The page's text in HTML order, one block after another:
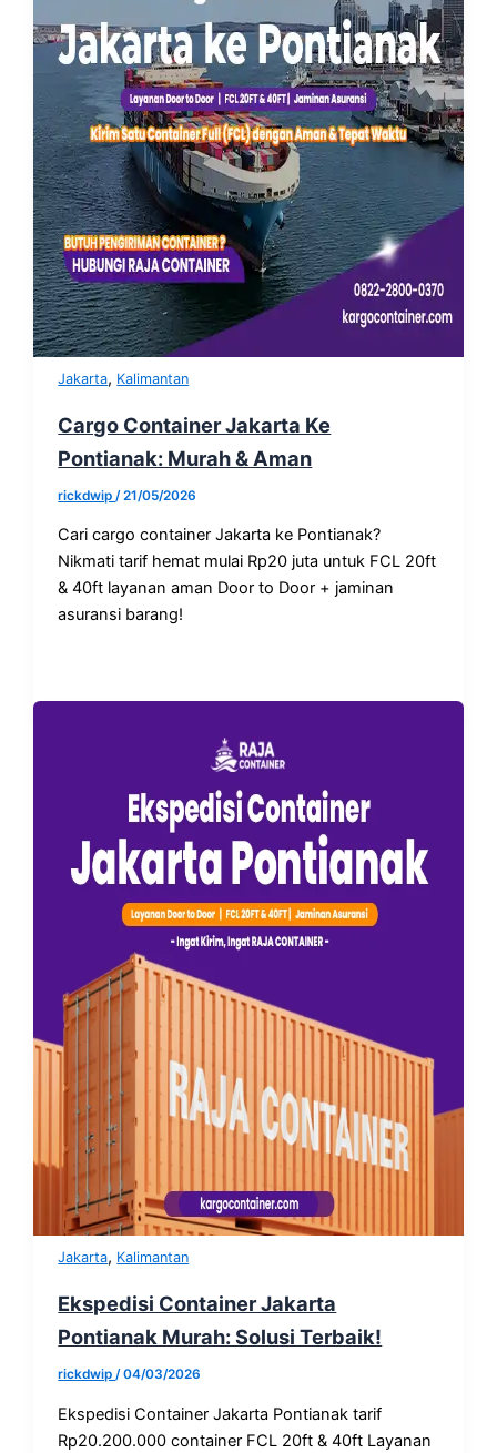
Jakarta, Kalimantan
Cargo Container Jakarta Ke
Pontianak: Murah & Aman
rickdwip/21/05/2026
Cari cargo container Jakarta ke Pontianak?
Nikmati tarif hemat mulai Rp20 juta untuk FCL 20ft
& 40ft layanan aman Door to Door + jaminan
asuransi barang!
Jakarta, Kalimantan
Ekspedisi Container Jakarta
Pontianak Murah: Solusi Terbaik!
rickdwip/04/03/2026
Ekspedisi Container Jakarta Pontianak tarif
Rp20.200.000 container FCL 20ft & 40ft Layanan